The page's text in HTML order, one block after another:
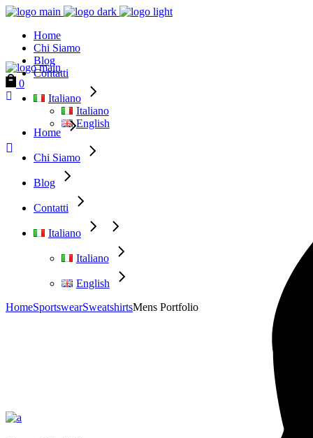
Home
Chi Siamo
Blog
Contatti
Italiano
Italiano
English
0
Home
Chi Siamo
Blog
Contatti
Italiano
Italiano
English
HomeSportswearSweatshirtsMens Portfolio